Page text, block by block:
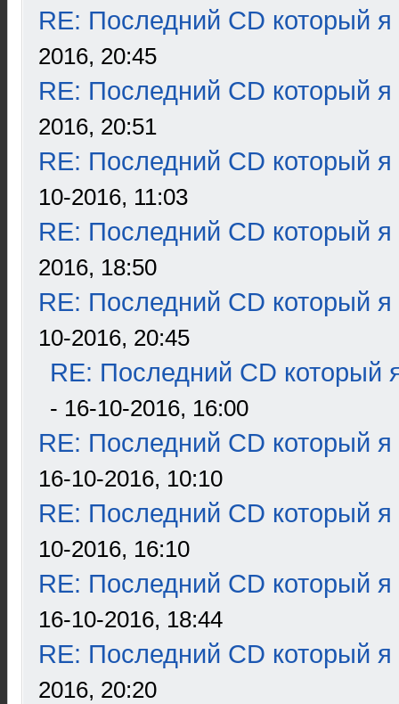
RE: Последний CD который я
2016, 20:45
RE: Последний CD который я
2016, 20:51
RE: Последний CD который я
10-2016, 11:03
RE: Последний CD который я
2016, 18:50
RE: Последний CD который я
10-2016, 20:45
RE: Последний CD который
- 16-10-2016, 16:00
RE: Последний CD который я
16-10-2016, 10:10
RE: Последний CD который я
10-2016, 16:10
RE: Последний CD который я
16-10-2016, 18:44
RE: Последний CD который я
2016, 20:20